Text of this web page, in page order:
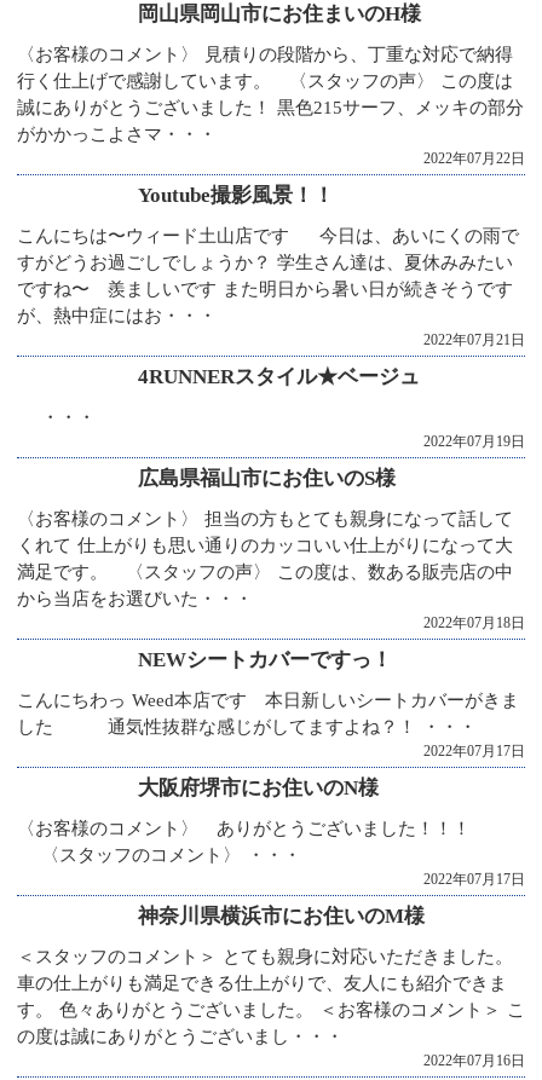
岡山県岡山市にお住まいのH様
〈お客様のコメント〉 見積りの段階から、丁重な対応で納得
行く仕上げで感謝しています。 〈スタッフの声〉 この度は
誠にありがとうございました！ 黒色215サーフ、メッキの部分
がかかっこよさマ・・・
2022年07月22日
Youtube撮影風景！！
こんにちは〜ウィード土山店です 今日は、あいにくの雨で
すがどうお過ごしでしょうか？ 学生さん達は、夏休みみたい
ですね〜 羨ましいです また明日から暑い日が続きそうです
が、熱中症にはお・・・
2022年07月21日
4RUNNERスタイル★ベージュ
・・・
2022年07月19日
広島県福山市にお住いのS様
〈お客様のコメント〉 担当の方もとても親身になって話して
くれて 仕上がりも思い通りのカッコいい仕上がりになって大
満足です。 〈スタッフの声〉 この度は、数ある販売店の中
から当店をお選びいた・・・
2022年07月18日
NEWシートカバーですっ！
こんにちわっ Weed本店です 本日新しいシートカバーがきま
した 通気性抜群な感じがしてますよね？！ ・・・
2022年07月17日
大阪府堺市にお住いのN様
〈お客様のコメント〉 ありがとうございました！！！
〈スタッフのコメント〉 ・・・
2022年07月17日
神奈川県横浜市にお住いのM様
＜スタッフのコメント＞ とても親身に対応いただきました。
車の仕上がりも満足できる仕上がりで、友人にも紹介できま
す。 色々ありがとうございました。 ＜お客様のコメント＞ こ
の度は誠にありがとうございまし・・・
2022年07月16日